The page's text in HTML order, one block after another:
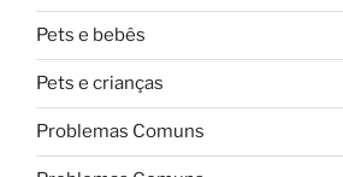
Pets e bebês
Pets e crianças
Problemas Comuns